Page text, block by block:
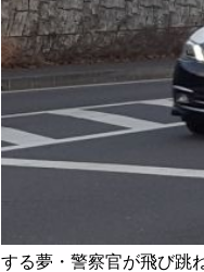
する夢・警察官が飛び跳